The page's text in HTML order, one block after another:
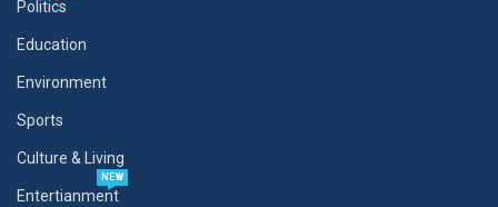
Politics
Education
Environment
Sports
Culture & Living
Entertianment
NEW